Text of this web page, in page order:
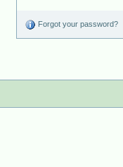
Forgot your password?